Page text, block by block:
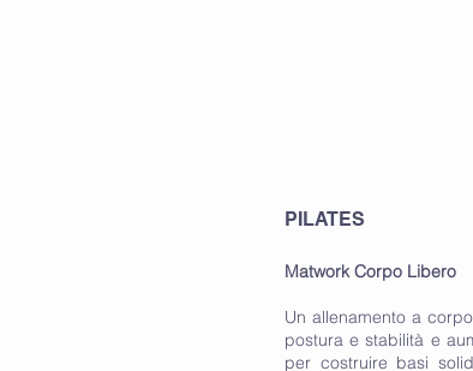
PILATES
Matwork Corpo Libero
Un allenamento a
postura e stabilità e
per costruire basi